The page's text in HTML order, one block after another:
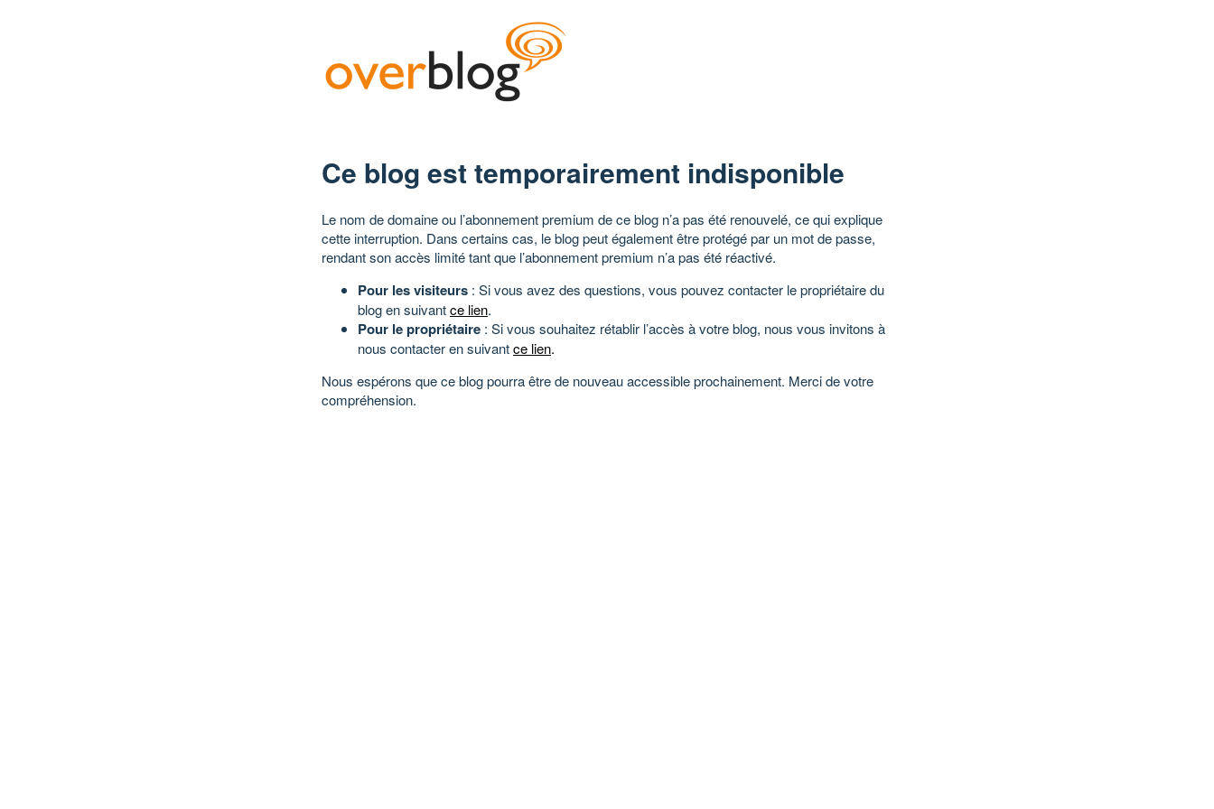
Ce blog est temporairement indisponible
Le nom de domaine ou l’abonnement premium de ce blog n’a pas été renouvelé, ce qui explique
cette interruption. Dans certains cas, le blog peut également être protégé par un mot de passe,
rendant son accès limité tant que l’abonnement premium n’a pas été réactivé.
Pour les visiteurs : Si vous avez des questions, vous pouvez contacter le propriétaire du
blog en suivantce lien.
Pour le propriétaire : Si vous souhaitez rétablir l’accès à votre blog, nous vous invitons à
nous contacter en suivantce lien.
Nous espérons que ce blog pourra être de nouveau accessible prochainement. Merci de votre
compréhension.